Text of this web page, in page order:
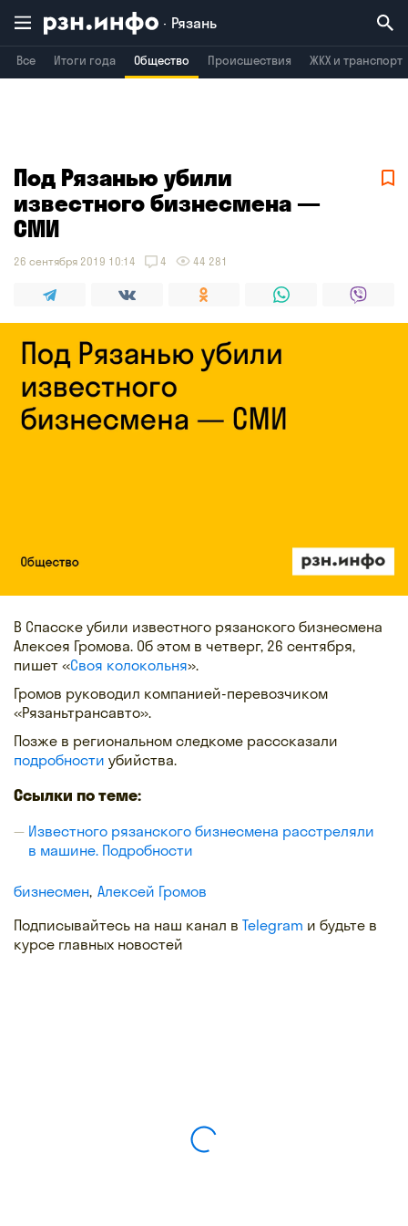
Рязань
Все Итоги года Общество Происшествия ЖКХ и транспорт
Воронеж Брянск
Под Рязанью убили
известного бизнесмена —
СМИ
26 сентября 2019 10:14 4 44 281
В Спасске убили известного рязанского бизнесмена
Алексея Громова. Об этом в четверг, 26 сентября,
пишет «Своя колокольня».
Громов руководил компанией-перевозчиком
«Рязаньтрансавто».
Позже в региональном следкоме расссказали
подробности убийства.
Ссылки по теме:
Известного рязанского бизнесмена расстреляли
в машине. Подробности
бизнесмен Алексей Громов
Подписывайтесь на наш канал в Telegram и будьте в
курсе главных новостей